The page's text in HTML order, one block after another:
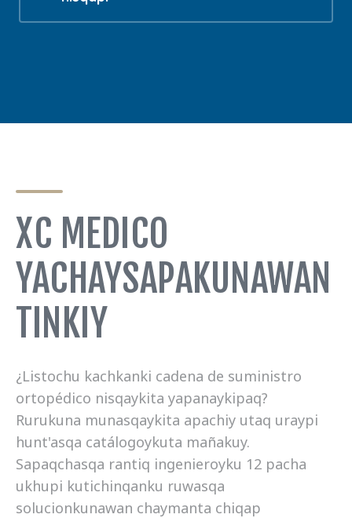
XC MEDICO
YACHAYSAPAKUNAWAN
TINKIY
¿Listochu kachkanki cadena de suministro
ortopédico nisqaykita yapanaykipaq?
Rurukuna munasqaykita apachiy utaq uraypi
hunt'asqa catálogoykuta mañakuy.
Sapaqchasqa rantiq ingenieroyku 12 pacha
ukhupi kutichinqanku ruwasqa
solucionkunawan chaymanta chiqap